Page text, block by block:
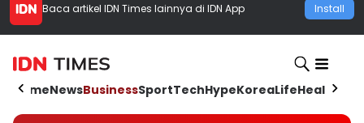
Baca artikel IDN Times lainnya di IDN App Install
HomeNewsBusinessSportTechHypeKoreaLifeHealth